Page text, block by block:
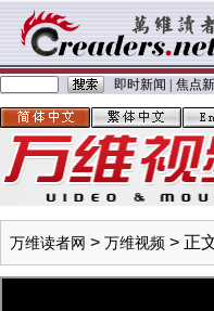
即时新闻 焦点
万维读者网 > 万维视频 > 正